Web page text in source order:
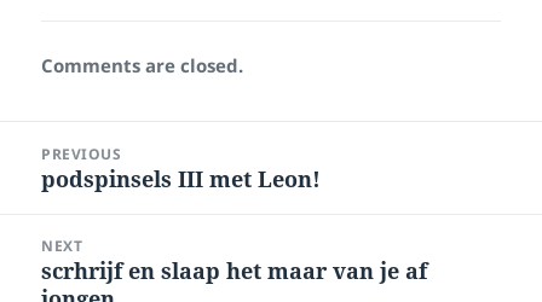
Comments are closed.
navigation
PREVIOUS
Previous
podspinsels III met Leon!
NEXT
Next
scrhrijf en slaap het maar van je af